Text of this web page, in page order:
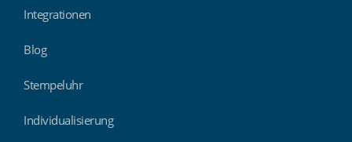
Integrationen
Blog
Stempeluhr
Individualisierung